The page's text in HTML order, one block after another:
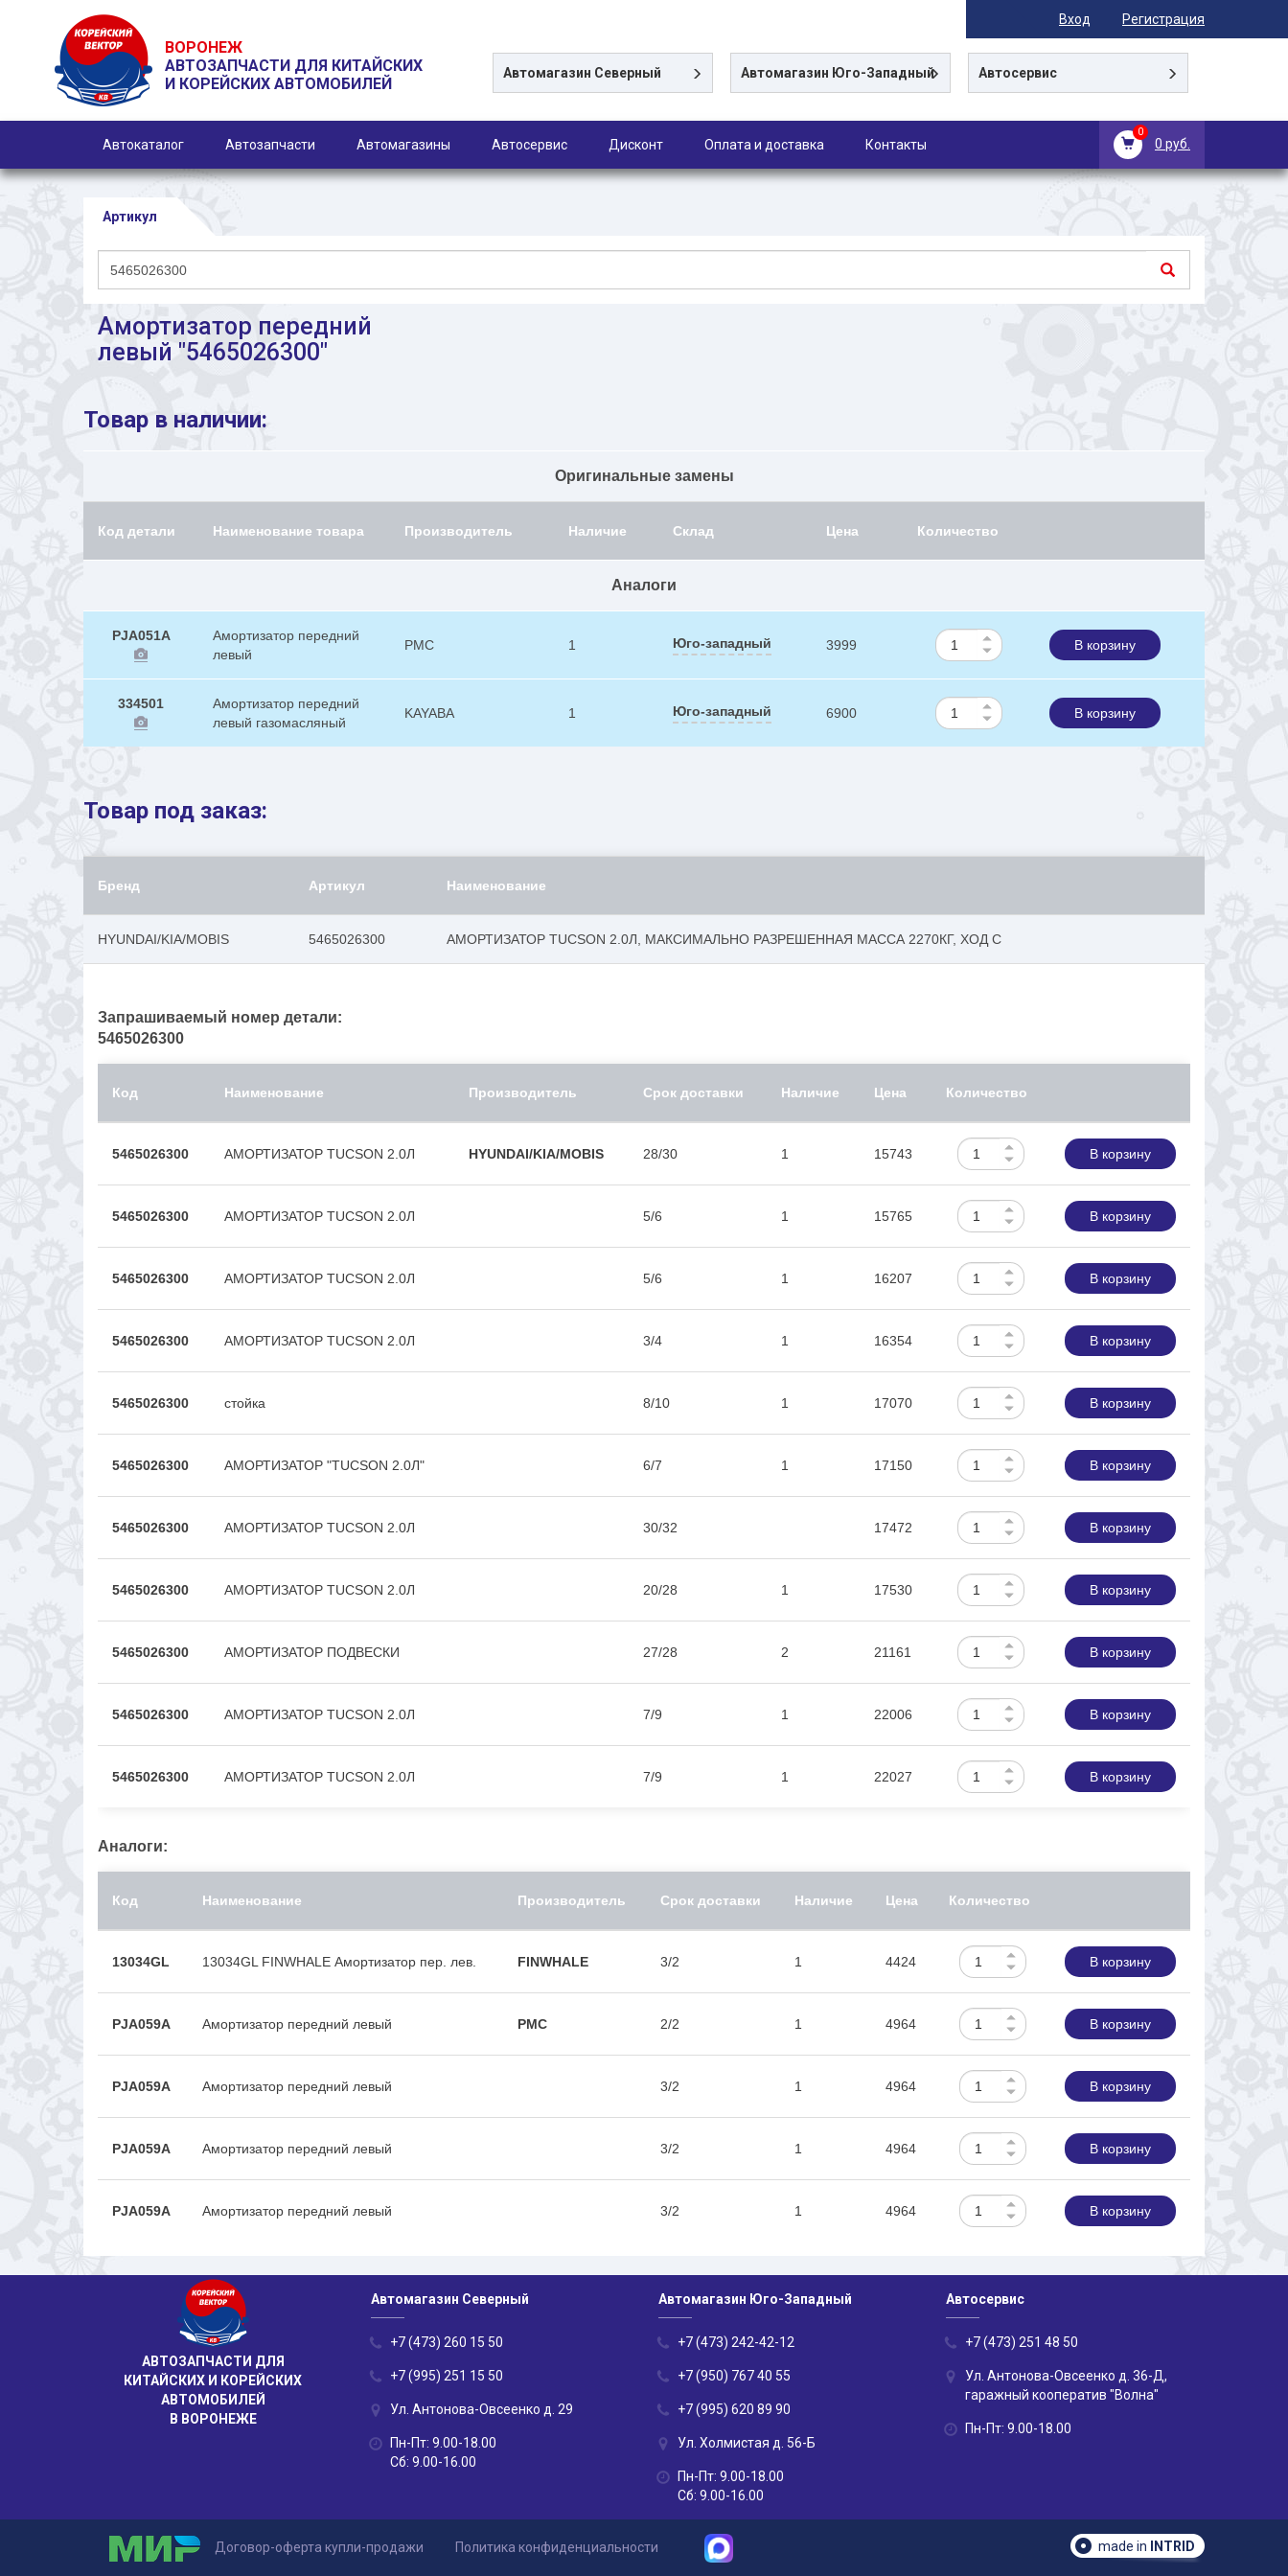
Вход Регистрация
ВОРОНЕЖ
АВТОЗАПЧАСТИ ДЛЯ КИТАЙСКИХ
И КОРЕЙСКИХ АВТОМОБИЛЕЙ
Автомагазин Северный Автомагазин Юго-Западный Автосервис
0
0 руб.
Автокаталог Автозапчасти Автомагазины Автосервис Дисконт Оплата и доставка Контакты
Артикул
Амортизатор передний
левый "5465026300"
Товар в наличии:
Оригинальные замены
Код детали Наименование товара Производитель Наличие Склад Цена Количество
Аналоги
PJA051A
Амортизатор передний
левый
PMC 1 Юго-западный 3999 В корзину
334501
Амортизатор передний
левый газомасляный
KAYABA 1 Юго-западный 6900 В корзину
Товар под заказ:
Бренд Артикул Наименование
HYUNDAI/KIA/MOBIS 5465026300 АМОРТИЗАТОР TUCSON 2.0Л, МАКСИМАЛЬНО РАЗРЕШЕННАЯ МАССА 2270КГ, ХОД С
Запрашиваемый номер детали:
5465026300
Код Наименование Производитель Срок доставки Наличие Цена Количество
5465026300 АМОРТИЗАТОР TUCSON 2.0Л HYUNDAI/KIA/MOBIS 28/30 1 15743 В корзину
5465026300 АМОРТИЗАТОР TUCSON 2.0Л 5/6 1 15765 В корзину
5465026300 АМОРТИЗАТОР TUCSON 2.0Л 5/6 1 16207 В корзину
5465026300 АМОРТИЗАТОР TUCSON 2.0Л 3/4 1 16354 В корзину
5465026300 стойка 8/10 1 17070 В корзину
5465026300 АМОРТИЗАТОР "TUCSON 2.0Л" 6/7 1 17150 В корзину
5465026300 АМОРТИЗАТОР TUCSON 2.0Л 30/32 17472 В корзину
5465026300 АМОРТИЗАТОР TUCSON 2.0Л 20/28 1 17530 В корзину
5465026300 АМОРТИЗАТОР ПОДВЕСКИ 27/28 2 21161 В корзину
5465026300 АМОРТИЗАТОР TUCSON 2.0Л 7/9 1 22006 В корзину
5465026300 АМОРТИЗАТОР TUCSON 2.0Л 7/9 1 22027 В корзину
Аналоги:
Код Наименование Производитель Срок доставки Наличие Цена Количество
13034GL 13034GL FINWHALE Амортизатор пер. лев. FINWHALE 3/2 1 4424 В корзину
PJA059A Амортизатор передний левый PMC 2/2 1 4964 В корзину
PJA059A Амортизатор передний левый 3/2 1 4964 В корзину
PJA059A Амортизатор передний левый 3/2 1 4964 В корзину
PJA059A Амортизатор передний левый 3/2 1 4964 В корзину
АВТОЗАПЧАСТИ ДЛЯ
КИТАЙСКИХ И КОРЕЙСКИХ
АВТОМОБИЛЕЙ
В ВОРОНЕЖЕ
Автомагазин Северный
+7 (473) 260 15 50
+7 (995) 251 15 50
Ул. Антонова-Овсеенко д. 29
Пн-Пт: 9.00-18.00
Сб: 9.00-16.00
Автомагазин Юго-Западный
+7 (473) 242-42-12
+7 (950) 767 40 55
+7 (995) 620 89 90
Ул. Холмистая д. 56-Б
Пн-Пт: 9.00-18.00
Сб: 9.00-16.00
Автосервис
+7 (473) 251 48 50
Ул. Антонова-Овсеенко д. 36-Д,
гаражный кооператив "Волна"
Пн-Пт: 9.00-18.00
Договор-оферта купли-продажи Политика конфиденциальности made in INTRID